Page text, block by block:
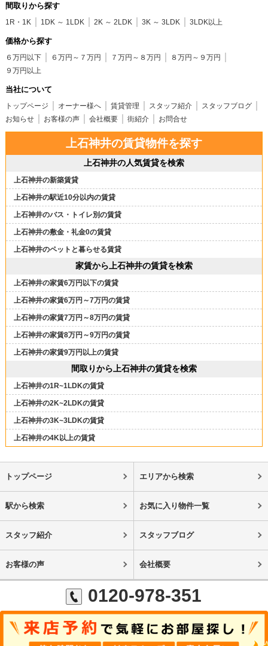
間取りから探す
1R・1K 1DK ～ 1LDK 2K ～ 2LDK 3K ～ 3LDK 3LDK以上
価格から探す
６万円以下 ６万円～７万円 ７万円～８万円
８万円～９万円
９万円以上
当社について
トップページ オーナー様へ 賃貸管理 スタッフ紹介
スタッフブログ
お知らせ
お客様の声 会社概要 街紹介 お問合せ
上石神井の賃貸物件を探す
上石神井の人気賃貸を検索
上石神井の新築賃貸
上石神井の駅近10分以内の賃貸
上石神井のバス・トイレ別の賃貸
上石神井の敷金・礼金0の賃貸
上石神井のペットと暮らせる賃貸
家賃から上石神井の賃貸を検索
上石神井の家賃6万円以下の賃貸
上石神井の家賃6万円～7万円の賃貸
上石神井の家賃7万円～8万円の賃貸
上石神井の家賃8万円～9万円の賃貸
上石神井の家賃9万円以上の賃貸
間取りから上石神井の賃貸を検索
上石神井の1R~1LDKの賃貸
上石神井の2K~2LDKの賃貸
上石神井の3K~3LDKの賃貸
上石神井の4K以上の賃貸
トップページ エリアから検索
駅から検索 お気に入り物件一覧
スタッフ紹介 スタッフブログ
お客様の声 会社概要
0120-978-351